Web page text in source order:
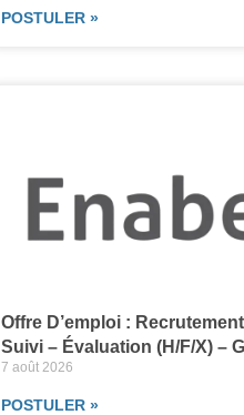
POSTULER »
Offre D’emploi :
Suivi – Évaluation (H/F/X) –
7 août 2026
POSTULER »